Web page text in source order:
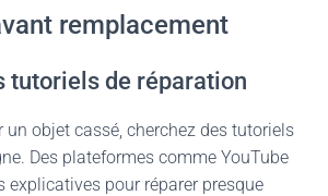
remplacement
tutoriels de réparation
un objet cassé, cherchez des tutoriels
Des plateformes comme YouTube
explicatives pour réparer presque